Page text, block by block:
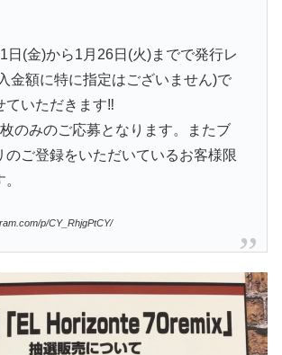
日(金)から1月26日(火)までで発行レ
金額に特に指定はございません)で
ていただきます‼️
のみのご応募となります。またブ
のご登録をいただいているお客様限
p/CY_RhjgPtCY/